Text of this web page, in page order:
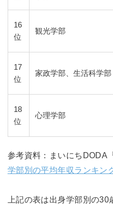
16
位
観光学部
17
位
家政学部、生活科学部
18
位
心理学部
参考資料：まいにちDODA
学部別の平均年収ランキン
上記の表は出身学部別の